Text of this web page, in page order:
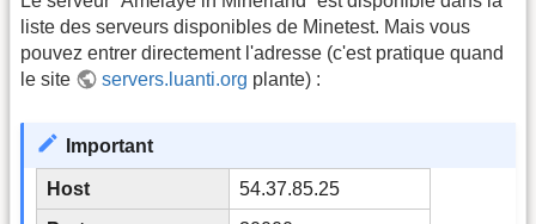
liste des serveurs disponibles de Minetest. Mais vous
pouvez entrer directement l'adresse (c'est pratique quand
le site
servers.luanti.org plante) :
Important
Host
54.37.85.25